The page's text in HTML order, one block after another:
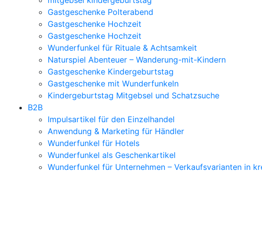
Gastgeschenke Polterabend
Gastgeschenke Hochzeit
Gastgeschenke Hochzeit
Wunderfunkel für Rituale & Achtsamkeit
Naturspiel Abenteuer – Wanderung-mit-Kindern
Gastgeschenke Kindergeburtstag
Gastgeschenke mit Wunderfunkeln
Kindergeburtstag Mitgebsel und Schatzsuche
B2B
Impulsartikel für den Einzelhandel
Anwendung & Marketing für Händler
Wunderfunkel für Hotels
Wunderfunkel als Geschenkartikel
Wunderfunkel für Unternehmen – Verkaufsvarianten in